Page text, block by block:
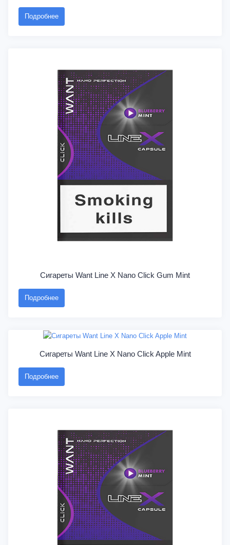
Подробнее
Сигареты Want Line X Nano Click Gum Mint
Подробнее
Сигареты Want Line X Nano Click Apple Mint
Подробнее